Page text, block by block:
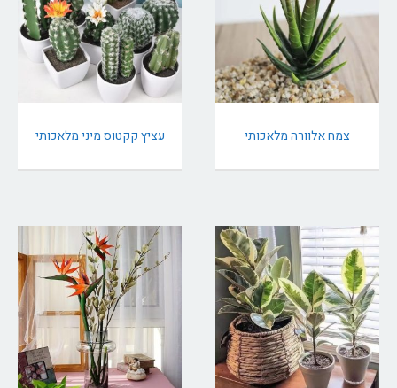
צמח אלוורה מלאכותי עציץ קקטוס מיני מלאכותי